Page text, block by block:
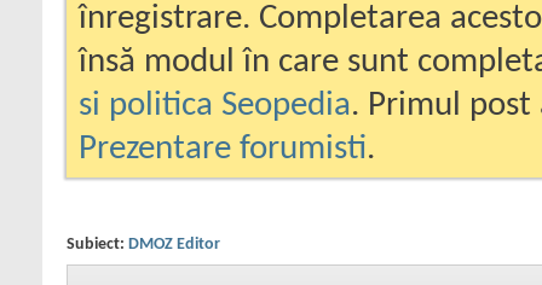
înregistrare. Completarea
însă modul în care sunt
si politica Seopedia. Primul
Prezentare forumisti.
Subiect: DMOZ Editor